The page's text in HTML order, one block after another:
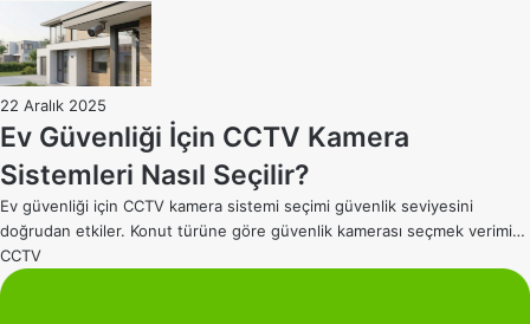
22 Aralık 2025
Ev Güvenliği İçin CCTV Kamera
Sistemleri Nasıl Seçilir?
Ev güvenliği için CCTV kamera sistemi seçimi güvenlik seviyesini
doğrudan etkiler. Konut türüne göre güvenlik kamerası seçmek verimi…
CCTV